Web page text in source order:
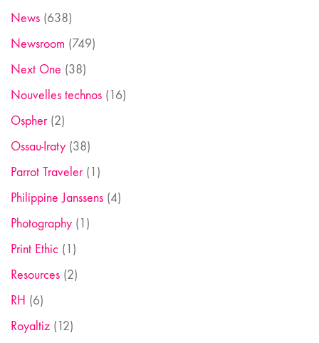
News (638)
Newsroom (749)
Next One (38)
Nouvelles technos (16)
Ospher(2)
Ossau-Iraty (38)
Parrot Traveler(1)
Philippine Janssens (4)
Photography (1)
Print Ethic (1)
Resources (2)
RH (6)
Royaltiz (12)